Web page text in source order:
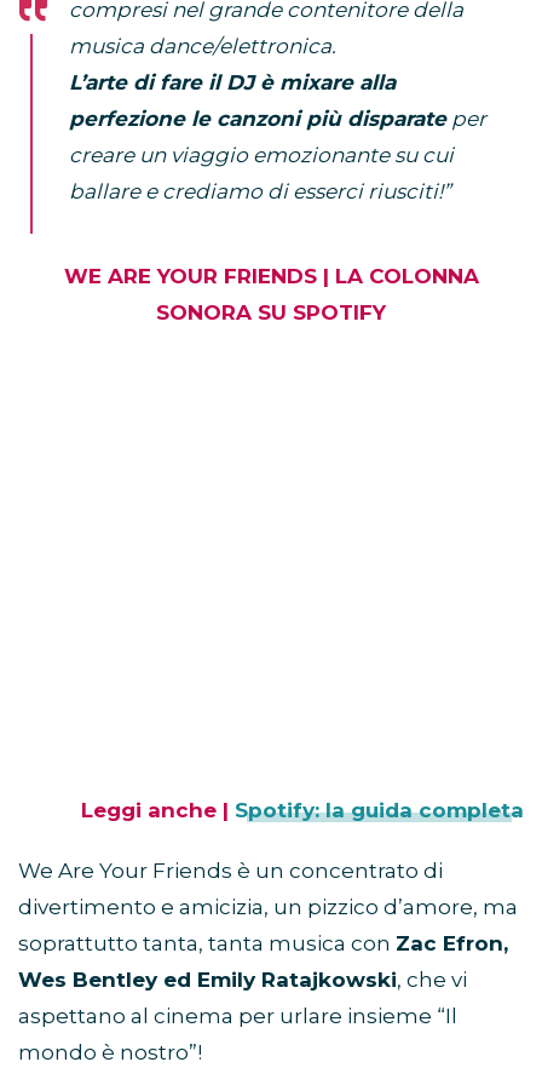
compresi nel grande contenitore della
musica dance/elettronica.
L’arte di fare il DJ è mixare alla
perfezione le canzoni più disparateper
creare un viaggio emozionante su cui
ballare e crediamo di esserci riusciti!”
WE ARE YOUR FRIENDS | LA COLONNA
SONORA SU SPOTIFY
Leggi anche | Spotify: la guida completa
We Are Your Friends è un concentrato di
divertimento e amicizia, un pizzico d’amore, ma
soprattutto tanta, tanta musica con Zac Efron,
Wes Bentley ed Emily Ratajkowski, che vi
aspettano al cinema per urlare insieme “Il
mondo è nostro”!